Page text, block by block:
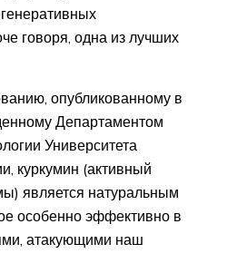
говоря, одна из лучших
опубликованному в
Департаментом
Университета
куркумин (активный
является натуральным
особенно эффективно в
атакующими наш